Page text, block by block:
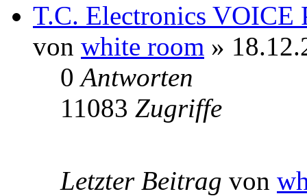
T.C. Electronics VOICE
von white room »
0Antworten
11083 Zugriffe
Letzter Beitrag von